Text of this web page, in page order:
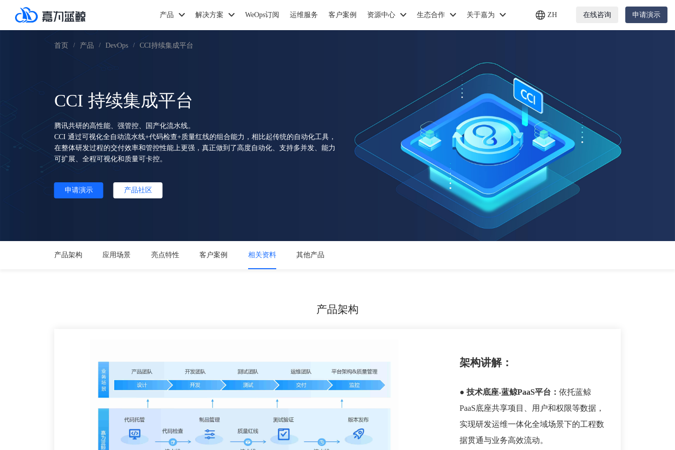
产品 解决方案 WeOps订阅 运维服务 客户案例 资源中心 生态合作 关于嘉为 ZH 在线咨询 申请演示
首页 / 产品 / DevOps / CCI持续集成平台
CCI 持续集成平台
腾讯共研的高性能、强管控、国产化流水线。
CCI 通过可视化全自动流水线+代码检查+质量红线的组合能力，相比起传统的自动化工具，
在整体研发过程的交付效率和管控性能上更强，真正做到了高度自动化、支持多并发、能力
可扩展、全程可视化和质量可卡控。
申请演示 产品社区
产品架构 应用场景 亮点特性 客户案例 相关资料 其他产品
产品架构
架构讲解：
● 技术底座-蓝鲸PaaS平台： 依托蓝鲸
PaaS底座共享项目、用户和权限等数据，
实现研发运维一体化全域场景下的工程数
据贯通与业务高效流动。